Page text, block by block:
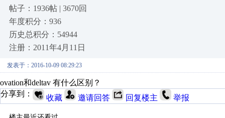
帖子：1936帖 | 3670回
年度积分：936
历史总积分：54944
注册：2011年4月11日
发表于：2016-10-09 08:29:23
ovation和deltav 有什么区别？
分享到：
收藏 邀请回答 回复楼主 举报